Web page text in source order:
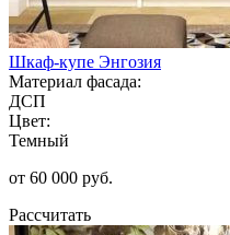
Шкаф-купе Энгозия
Материал фасада:
ДСП
Цвет:
Темный
от 60 000 руб.
Рассчитать